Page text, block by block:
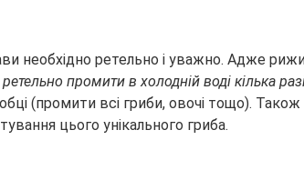
необхідно ретельно і уважно. Адже
промити в холодній воді кілька
(промити всі гриби, овочі тощо).
цього унікального гриба.